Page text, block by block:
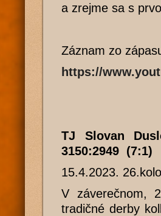
a zrejme sa s
Záznam zo
https://
TJ Slovan
3150:2949 (7:1)
15.4.2023.
V záverečnom,
tradičné derby